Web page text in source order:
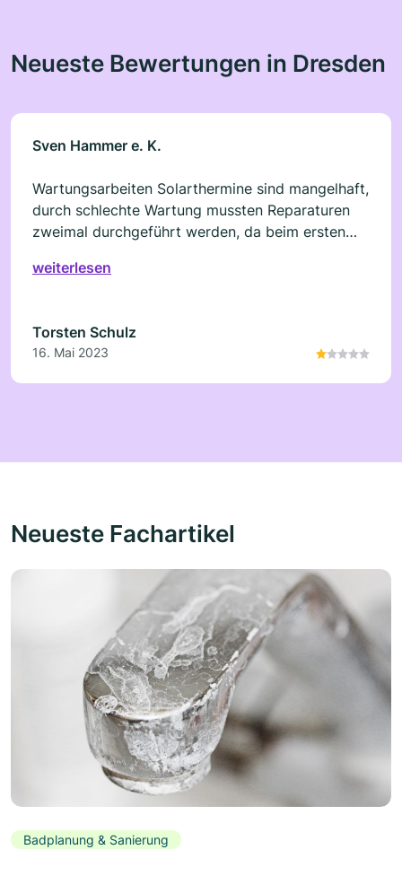
Neueste Bewertungen in Dresden
Sven Hammer e. K.
Wartungsarbeiten Solarthermine sind mangelhaft,
durch schlechte Wartung mussten Reparaturen
zweimal durchgeführt werden, da beim ersten
weiterlesen
Torsten Schulz
16. Mai 2023
Neueste Fachartikel
Badplanung & Sanierung